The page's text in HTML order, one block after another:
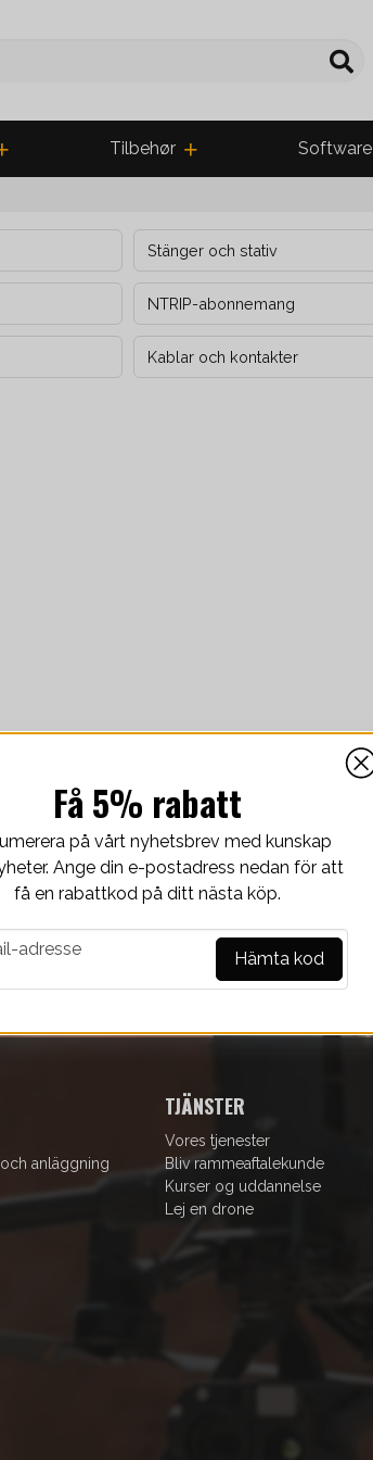
Tilbehør Software
Stänger och stativ
NTRIP-abonnemang
Kablar och kontakter
på vårt nyhetsbrev med kunskap
Ange din e-postadress nedan för att
få en rabattkod på ditt nästa köp.
Hämta kod
toFly & Comply
anläggning
TJÄNSTER
Vores tjenester
Bliv rammeaftalekunde
Kurser og uddannelse
Lej en drone